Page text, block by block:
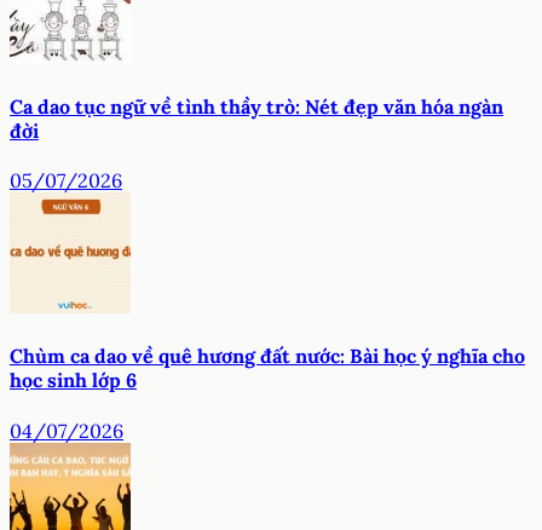
Ca dao tục ngữ về tình thầy trò: Nét đẹp văn hóa ngàn
đời
05/07/2026
Chùm ca dao về quê hương đất nước: Bài học ý nghĩa cho
học sinh lớp 6
04/07/2026